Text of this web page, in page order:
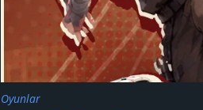
Oyunlar